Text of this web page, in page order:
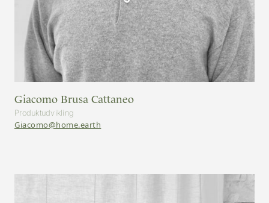
Giacomo Brusa Cattaneo
Produktudvikling
Giacomo@home.earth